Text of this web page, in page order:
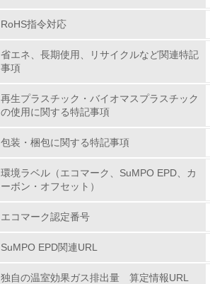
9. <L1> 資源（投入原料、水
10. <L2> 資源とエネルギーの
<L2> 購入している製品・
RoHS指令対応
省エネ、長期使用、リサイクルなど関連特記
事項
再生プラスチック・バイオマスプラスチック
の使用に関する特記事項
包装・梱包に関する特記事項
環境ラベル（エコマーク、SuMPO EPD、カ
ーボン・オフセット）
エコマーク認定番号
SuMPO EPD関連URL
独自の温室効果ガス排出量 算定情報URL